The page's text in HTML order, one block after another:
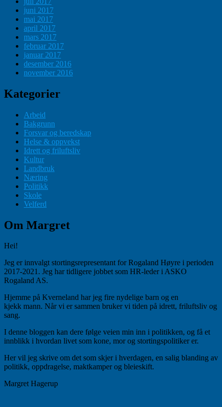
juni 2017
mai 2017
april 2017
mars 2017
februar 2017
januar 2017
desember 2016
november 2016
Kategorier
Arbeid
Bakgrunn
Forsvar og beredskap
Helse & oppvekst
Idrett og friluftsliv
Kultur
Landbruk
Næring
Politikk
Skole
Velferd
Om Margret
Hei!
Jeg er innvalgt stortingsrepresentant for Rogaland Høyre i perioden
2017-2021. Jeg har tidligere jobbet som HR-leder i ASKO
Rogaland AS.
Hjemme på Kverneland har jeg fire nydelige barn og en
kjekk mann. Når vi er sammen bruker vi tiden på idrett, friluftsliv og
sang.
I denne bloggen kan dere følge veien min inn i politikken, og få et
innblikk i hvordan livet som kone, mor og stortingspolitiker er.
Her vil jeg skrive om det som skjer i hverdagen, en salig blanding av
politikk, oppdragelse, maktkamper og bleieskift.
Margret Hagerup